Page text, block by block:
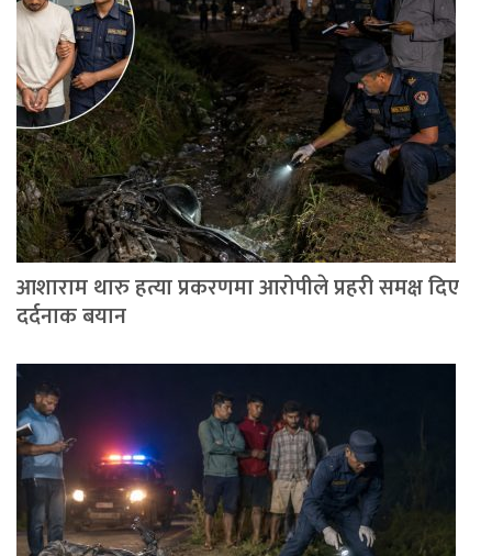
आशाराम थारु हत्या प्रकरणमा आरोपीले प्रहरी समक्ष दिए
दर्दनाक बयान